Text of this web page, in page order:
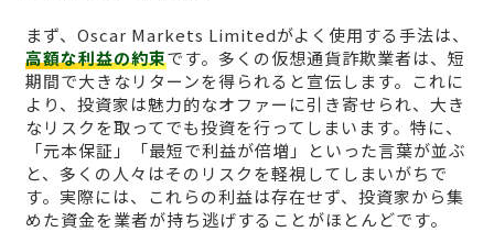
まず、Oscar Markets Limitedがよく使用する手法は、
高額な利益の約束です。多くの仮想通貨詐欺業者は、短
期間で大きなリターンを得られると宣伝します。これに
より、投資家は魅力的なオファーに引き寄せられ、大き
なリスクを取ってでも投資を行ってしまいます。特に、
「元本保証」「最短で利益が倍増」といった言葉が並ぶ
と、多くの人々はそのリスクを軽視してしまいがちで
す。実際には、これらの利益は存在せず、投資家から集
めた資金を業者が持ち逃げすることがほとんどです。